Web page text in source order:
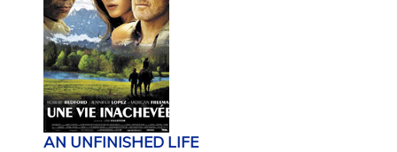
AN UNFINISHED LIFE